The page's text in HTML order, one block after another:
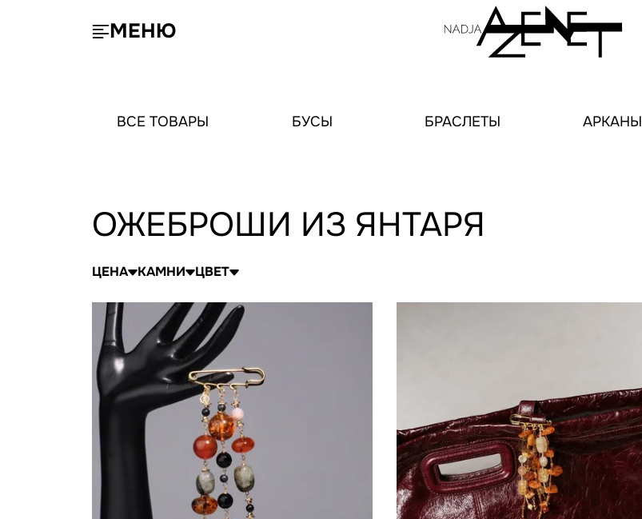
МЕНЮ
ВСЕ ТОВАРЫ БУСЫ БРАСЛЕТЫ АРКАНЫ
ОЖЕБРОШИ ИЗ ЯНТАРЯ
ЦЕНА КАМНИ ЦВЕТ